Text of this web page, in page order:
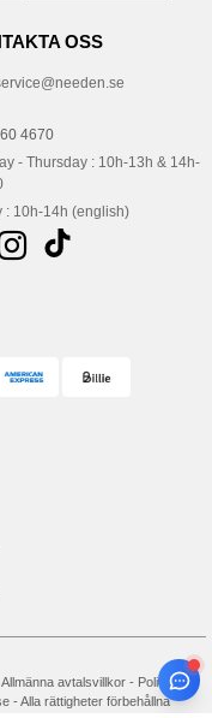
OSS
4670
- Thursday : 10h-13h & 14h-
: 10h-14h (english)
Allmänna avtalsvillkor- Policy för
- Alla rättigheter förbehållna